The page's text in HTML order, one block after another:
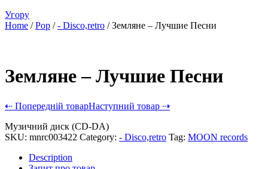
Угору
Home /Pop /- Disco,retro / Земляне – Лучшие Песни
Земляне – Лучшие Песни
⇠ Попередній товарНаступний товар ⇢
Музичний диск (CD-DA)
SKU: mnrc003422 Category: - Disco,retro Tag: MOON records
Description